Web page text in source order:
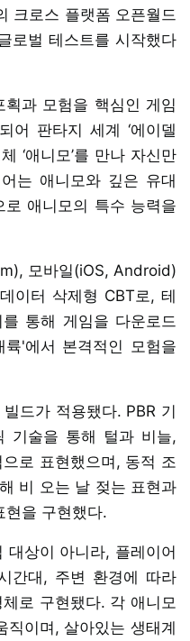
크로스 플랫폼 오픈월드
로벌 테스트를 시작했다
획과 모험을 핵심인 게임
어 판타지 세계 ‘에이델
‘애니모’를 만나 자신만
는 애니모와 깊은 유대
애니모의 특수 능력을
모바일(iOS, Android)
이터 삭제형 CBT로, 테
통해 게임을 다운로드
'에서 본격적인 모험을
드가 적용됐다. PBR 기
기술을 통해 털과 비늘,
로 표현했으며, 동적 조
비 오는 날 젖는 표현과
현을 구현했다.
대상이 아니라, 플레이어
간대, 주변 환경에 따라
로 구현됐다. 각 애니모
직이며, 살아있는 생태계